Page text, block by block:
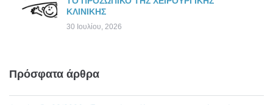
ΚΛΙΝΙΚΗΣ
30 Ιουλίου, 2026
Πρόσφατα άρθρα